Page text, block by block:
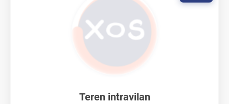
Teren intravilan